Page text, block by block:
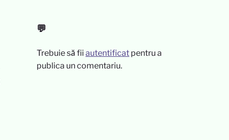
💬
Trebuie să fii autentificat pentru a
publica un comentariu.